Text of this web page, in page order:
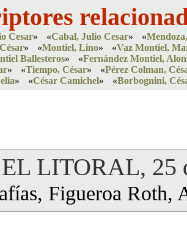
Cesar» «Cabal, Julio Cesar» «
» «Montiel, Lino» «Vaz Montiel,
Ballesteros» «Fernández Montiel,
» «Tiempo, César» «Pérez Colman,
» «César Camichel» «Borbognini,
EL LITORAL, 25
Figueroa Roth,